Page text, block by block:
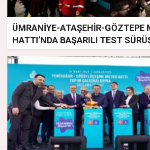
ÜMRANİYE-ATAŞEHİR-GÖZTEPE
HATTI’NDA BAŞARILI TEST